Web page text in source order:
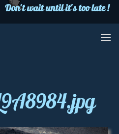
Don't wait until it's too late !